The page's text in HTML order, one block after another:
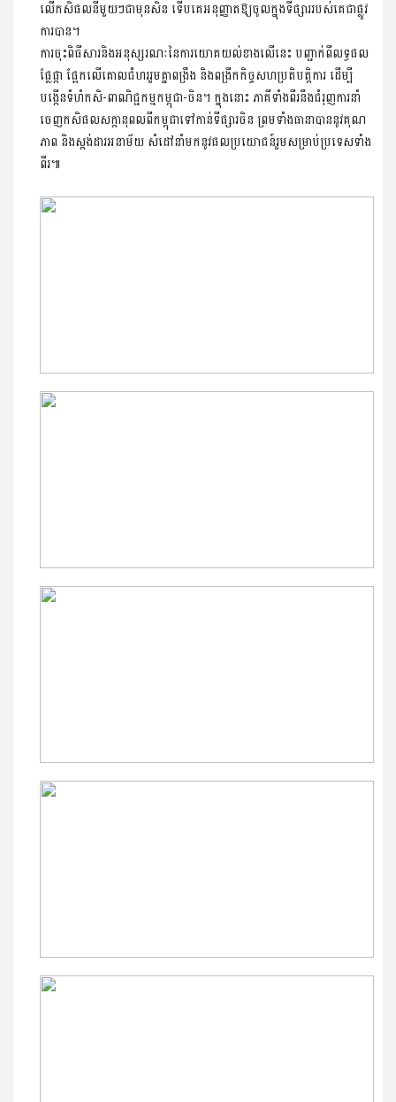
លើកសិផលនីមួយៗជាមុនសិន ទើបគេអនុញ្ញាតឱ្យចូលក្នុងទីផ្សាររបស់គេជាផ្លូវ
ការបាន។
ការចុះពិធីសារនិងអនុស្សរណៈនៃការយោគយល់ខាងលើនេះ បញ្ជាក់ពីលទ្ធផល
ផ្លែផ្កា ផ្អែកលើគោលជំហររួមគ្នាពង្រឹង និងពង្រីកកិច្ចសហប្រតិបត្តិការ ដើម្បី
បង្កើនទំហំកសិ-ពាណិជ្ជកម្មកម្ពុជា-ចិន។ ក្នុងនោះ ភាគីទាំងពីរនឹងជំរុញការនាំ
ចេញកសិផលសក្តានុពលពីកម្ពុជាទៅកាន់ទីផ្សារចិន ព្រមទាំងធានាបាននូវគុណ
ភាព និងស្តង់ដារអនាម័យ សំដៅនាំមកនូវផលប្រយោជន៍រួមសម្រាប់ប្រទេសទាំង
ពីរ៕